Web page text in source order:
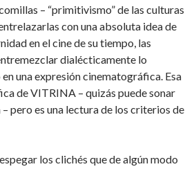
– “primitivismo” de las culturas
con una absoluta idea de
en el cine de su tiempo, las
dialécticamente lo
una expresión cinematográfica. Esa
de VITRINA – quizás puede sonar
pero es una lectura de los criterios de
los clichés que de algún modo